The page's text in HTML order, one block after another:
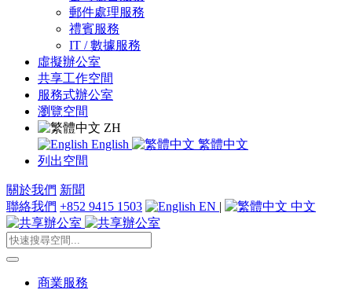
郵件處理服務
禮賓服務
IT / 數據服務
虛擬辦公室
共享工作空間
服務式辦公室
瀏覽空間
ZH
English
繁體中文
列出空間
關於我們 新聞
聯絡我們 +852 9415 1503 EN | 中文
商業服務